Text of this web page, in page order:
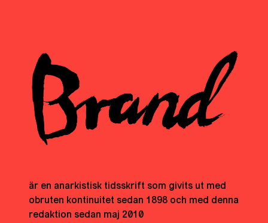
är en anarkistisk tidsskrift som givits ut med
obruten kontinuitet sedan 1898 och med denna
redaktion sedan maj 2010